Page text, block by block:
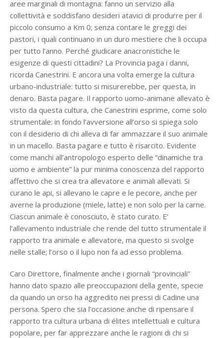
aree marginali di montagna: fanno un servizio alla
collettività e soddisfano desideri atavici di produrre per il
piccolo consumo a Km 0; senza contare le greggi dei
pastori, i quali continuano in un duro mestiere che li occupa
per tutto l’anno. Perché giudicare anacronistiche le
esigenze di questi cittadini? La Provincia paga i danni,
ricorda Canestrini. E ancora una volta emerge la cultura
urbano-industriale: tutto si misurerebbe, per questa, in
denaro. Basta pagare. Il rapporto uomo-animane allevato è
visto da questa cultura, che Canestrini esprime, come solo
strumentale: in fondo l’avversione all’orso si spiega solo
con il desiderio di chi alleva di far ammazzare il suo animale
in un macello. Basta pagare e tutto è risarcito. Evidente
come manchi all’antropologo esperto delle “dinamiche tra
uomo e ambiente” la pur minima conoscenza del rapporto
affettivo che si crea tra allevatore e animali allevati. Si
curano le api, si allevano le capre e le pecore, anche per
averne la produzione (miele, latte) e non solo per la carne.
Ciascun animale è conosciuto, è stato curato. E’
l’allevamento industriale che rende del tutto strumentale il
rapporto tra animale e allevatore, ma questo si svolge
nelle stalle; l’orso o il lupo non fa ad esso problema.
Caro Direttore, finalmente anche i giornali “provinciali”
hanno dato spazio alle preoccupazioni della gente, specie
da quando un orso ha aggredito nei pressi di Cadine una
persona. Spero che sia l’occasione anche di ripensare il
rapporto tra cultura urbana di élites intellettuali e cultura
popolare, per far apprezzare anche le ragioni di chi si